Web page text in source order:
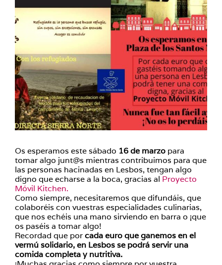
Os esperamos este sábado 16 de marzo para
tomar algo junt@s mientras contribuimos para que
las personas hacinadas en Lesbos, tengan algo
digno que echarse a la boca, gracias al Proyecto
Móvil Kitchen.
Como siempre, necesitaremos que difundáis, que
colaboréis con vuestras especialidades culinarias,
que nos echéis una mano sirviendo en barra o ¡que
os paséis a tomar algo!
Recordad que porcada euro que ganemos en el
vermú solidario, en Lesbos se podrá servir una
comida completa y nutritiva.